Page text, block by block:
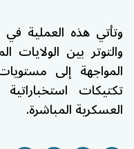
وتأتي هذه العملية
والتوتر بين الولايات
المواجهة إلى
تكتيكات
العسكرية المباشرة.